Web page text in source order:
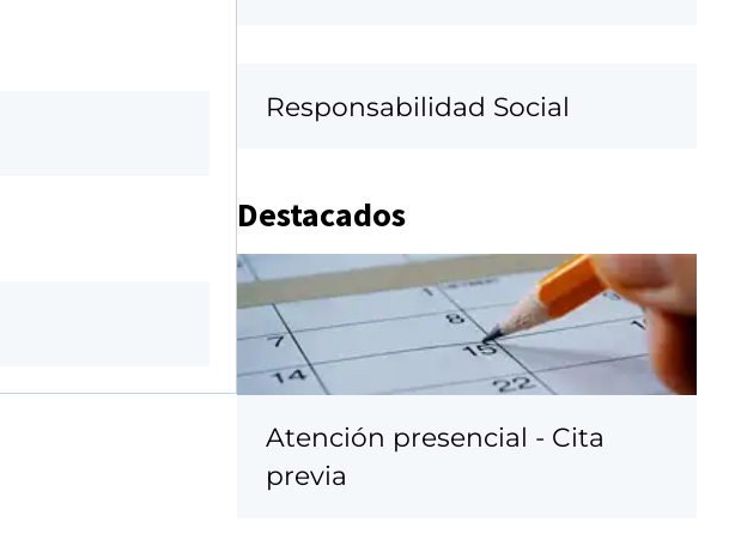
Responsabilidad Social
Destacados
Atención presencial - Cita
previa